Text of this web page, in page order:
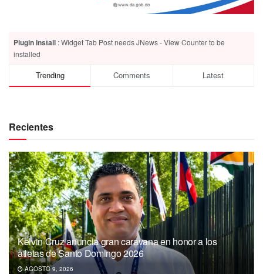
Plugin Install : Widget Tab Post needs JNews - View Counter to be
installed
Trending Comments Latest
Recientes
Kelvin Cruz anuncia gran caravana en honor a los
atletas de Santo Domingo 2026
AGOSTO 9, 2026